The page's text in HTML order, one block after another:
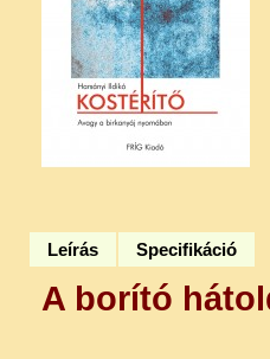
Leírás Specifikáció
A borító